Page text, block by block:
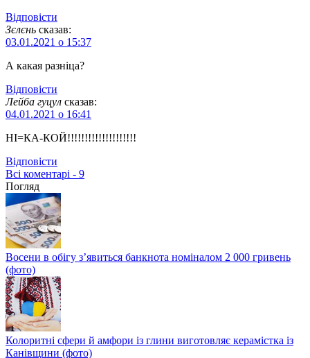
Відповіcти
Зєлєнь сказав:
03.01.2021 о 15:37
А какая разніца?
Відповіcти
Лейба гуцул сказав:
04.01.2021 о 16:41
НІ=КА-КОЙ!!!!!!!!!!!!!!!!!!!!
Відповіcти
Всі коментарі - 9
Погляд
Восени в обігу з’явиться банкнота номіналом 2 000 гривень
(фото)
Колоритні сфери й амфори із глини виготовляє керамістка із
Канівщини (фото)